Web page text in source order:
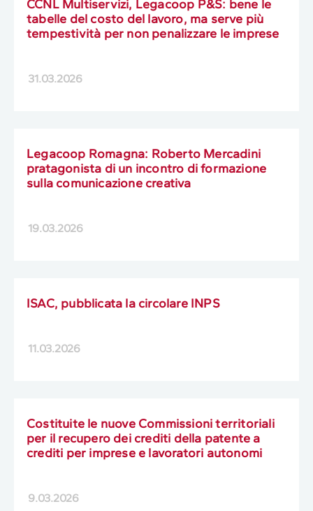
CCNL Multiservizi, Legacoop P&S: bene le
tabelle del costo del lavoro, ma serve più
tempestività per non penalizzare le imprese
31.03.2026
Legacoop Romagna: Roberto Mercadini
pratagonista di un incontro di formazione
sulla comunicazione creativa
19.03.2026
ISAC, pubblicata la circolare INPS
11.03.2026
Costituite le nuove Commissioni territoriali
per il recupero dei crediti della patente a
crediti per imprese e lavoratori autonomi
9.03.2026